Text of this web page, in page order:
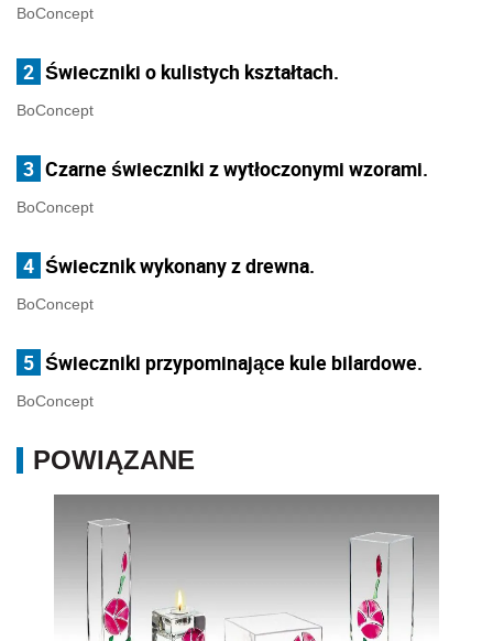
BoConcept
2 Świeczniki o kulistych kształtach.
BoConcept
3 Czarne świeczniki z wytłoczonymi wzorami.
BoConcept
4 Świecznik wykonany z drewna.
BoConcept
5 Świeczniki przypominające kule bilardowe.
BoConcept
POWIĄZANE